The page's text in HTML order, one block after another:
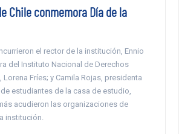
Chile conmemora Día de la
el rector de la institución, Ennio
del Instituto Nacional de Derechos
Lorena Fríes; y Camila Rojas, presidenta
estudiantes de la casa de estudio,
acudieron las organizaciones de
institución.